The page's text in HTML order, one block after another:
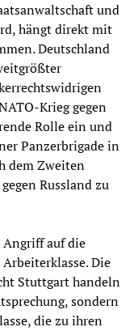
und
hängt direkt mit
Deutschland
Krieg gegen
Rolle ein und
Panzerbrigade in
dem Zweiten
Russland zu
Angriff auf die
Die
Stuttgart handeln
sondern
die zu ihren